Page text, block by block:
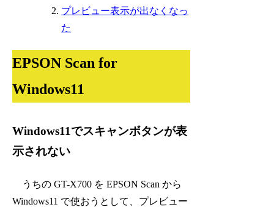
プレビュー表示が出なくなっ
た
EPSON Scan for
Windows11
Windows11でスキャンボタンが表
示されない
うちの GT-X700 を EPSON Scan から
Windows11 で使おうとして、プレビュー